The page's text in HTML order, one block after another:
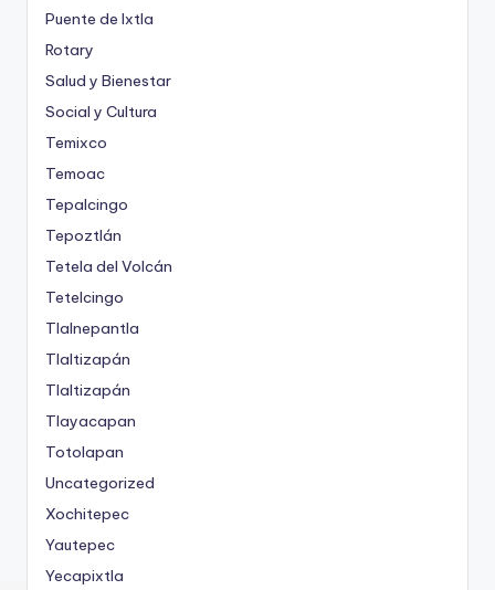
Puente de Ixtla
Rotary
Salud y Bienestar
Social y Cultura
Temixco
Temoac
Tepalcingo
Tepoztlán
Tetela del Volcán
Tetelcingo
Tlalnepantla
Tlaltizapán
Tlaltizapán
Tlayacapan
Totolapan
Uncategorized
Xochitepec
Yautepec
Yecapixtla